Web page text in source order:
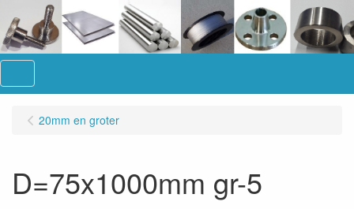
20mm en groter
D=75x1000mm gr-5